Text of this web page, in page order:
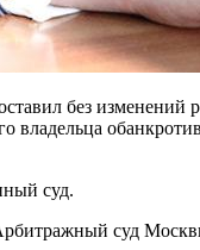
без
суд.
суд